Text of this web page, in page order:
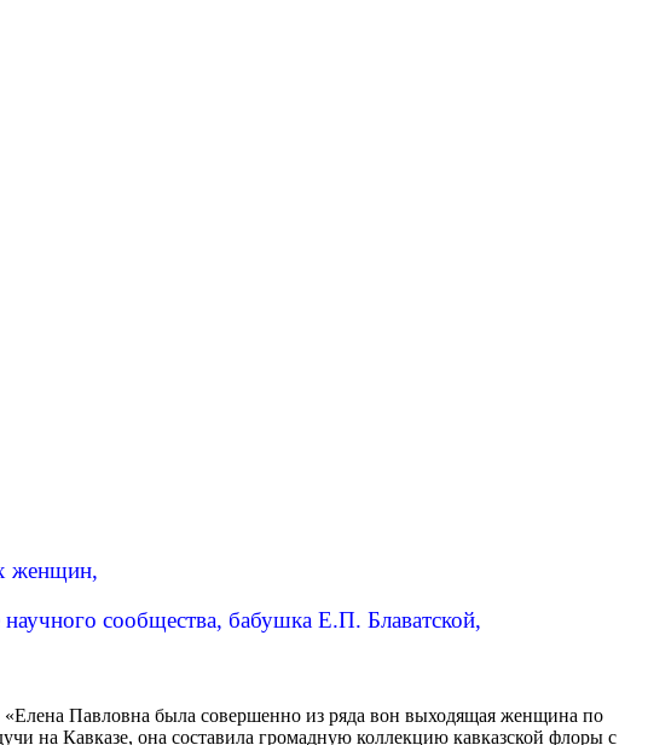
женщин,
сообщества, бабушка Е.П. Блаватской,
«Елена Павловна была совершенно из ряда вон выходящая женщина по
на Кавказе, она составила громадную коллекцию кавказской флоры с